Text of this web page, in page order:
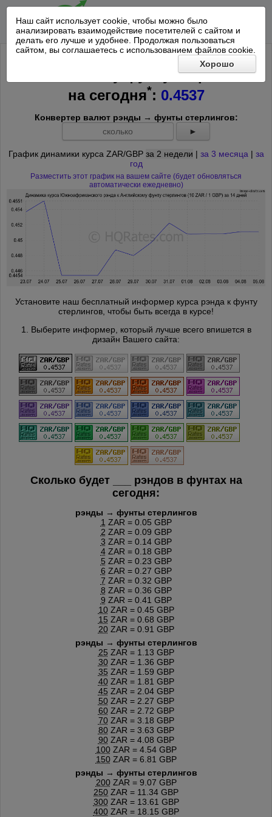
Наш сайт использует cookie, чтобы можно было
анализировать взаимодействие посетителей с сайтом и
делать его лучше и удобнее. Продолжая пользоваться
сайтом, вы соглашаетесь с использованием файлов cookie.
Хорошо
Курс 10 Южноафриканских рэндов
к Английскому фунту стерлингов
на сегодня*: 0.4537
Конвертер валют рэнды → фунты стерлингов:
►
График динамики курса ZAR/GBP за 2 недели | за 3 месяца | за
год
Разместить этот график на вашем сайте (будет обновляться
автоматически ежедневно)
Установите наш бесплатный информер курса рэнда к фунту
стерлингов, чтобы быть всегда в курсе!
1. Выберите информер, который лучше всего впишется в
дизайн Вашего сайта:
Сколько будет
рэндов в фунтах на
сегодня:
рэнды → фунты стерлингов
1 ZAR = 0.05 GBP
2 ZAR = 0.09 GBP
3 ZAR = 0.14 GBP
4ZAR = 0.18 GBP
5 ZAR = 0.23 GBP
6 ZAR = 0.27 GBP
7 ZAR = 0.32 GBP
8 ZAR = 0.36 GBP
9 ZAR = 0.41 GBP
10ZAR = 0.45 GBP
15 ZAR = 0.68 GBP
20ZAR = 0.91 GBP
рэнды → фунты стерлингов
25 ZAR = 1.13 GBP
30ZAR = 1.36 GBP
35 ZAR = 1.59 GBP
40ZAR = 1.81 GBP
45 ZAR = 2.04 GBP
50ZAR = 2.27 GBP
60ZAR = 2.72 GBP
70ZAR = 3.18 GBP
80ZAR = 3.63 GBP
90ZAR = 4.08 GBP
100ZAR = 4.54 GBP
150ZAR = 6.81 GBP
рэнды → фунты стерлингов
200ZAR = 9.07 GBP
250 ZAR = 11.34 GBP
300ZAR = 13.61 GBP
400ZAR = 18.15 GBP